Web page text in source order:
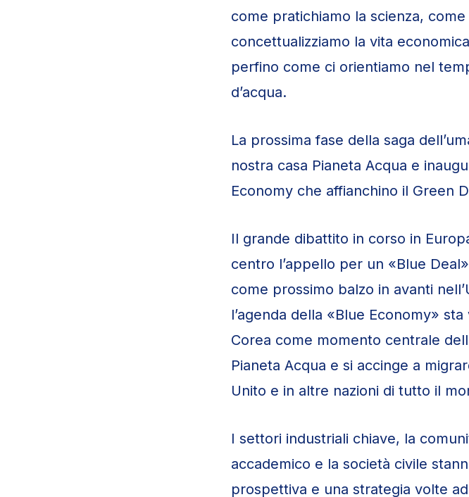
come pratichiamo la scienza,
concettualizziamo la vita
perfino come ci orientiamo nel
d’acqua.
La prossima fase della saga
nostra casa Pianeta Acqua e
Economy che affianchino il Green
Il grande dibattito in corso in
centro l’appello per un «Blue
come prossimo balzo in avanti
l’agenda della «Blue Economy»
Corea come momento centrale
Pianeta Acqua e si accinge a
Unito e in altre nazioni di tutto il
I settori industriali chiave, la
accademico e la società civile
prospettiva e una strategia volte